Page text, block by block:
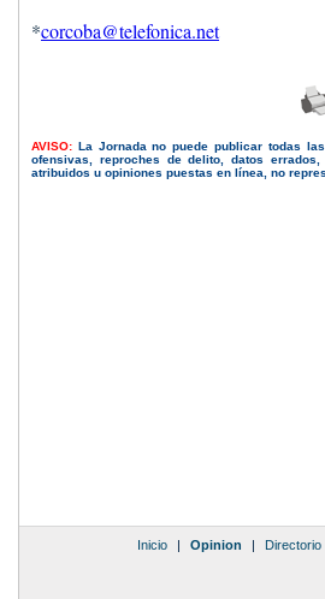
*corcoba@telefonica.net
AVISO: La Jornada no puede publicar todas
ofensivas, reproches de delito, datos
atribuidos u opiniones puestas en línea, no
Inicio | Opinion | Directorio